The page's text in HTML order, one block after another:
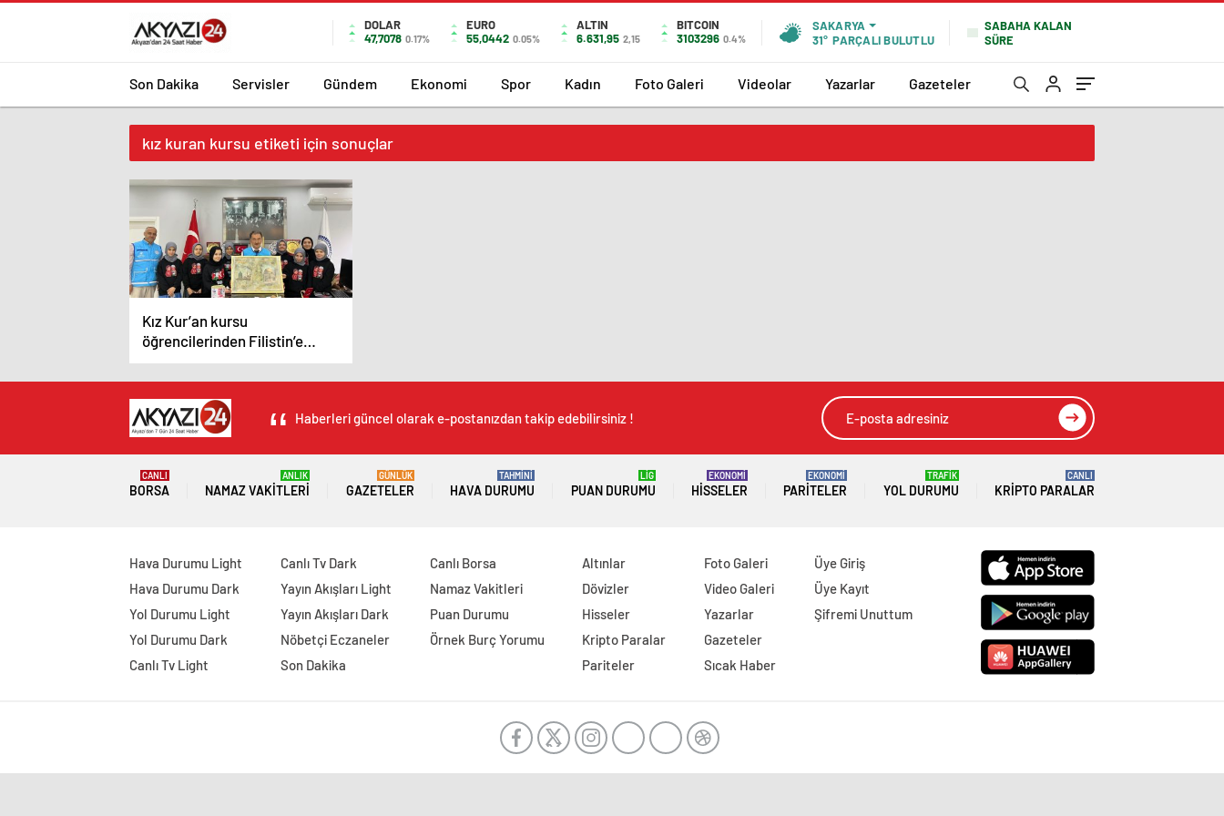
DOLAR
47,7078 0.17%
EURO
55,0442 0.05%
ALTIN
6.631,95 2,15
BITCOIN
3103296 0.4%
SAKARYA
31° PARÇALI BULUTLU
SABAHA KALAN
SÜRE
Son Dakika Servisler Gündem Ekonomi Spor Kadın Foto Galeri Videolar Yazarlar Gazeteler
kız kuran kursu etiketi için sonuçlar
Kız Kur’an kursu
öğrencilerinden Filistin’e
destek
Haberleri güncel olarak e-postanızdan takip edebilirsiniz !
BORSA
CANLI
NAMAZ VAKITLERI
ANLIK
GAZETELER
GÜNLÜK
HAVA DURUMU
TAHMİNİ
PUAN DURUMU
LİG
HISSELER
EKONOMİ
PARITELER
EKONOMİ
YOL DURUMU
TRAFİK
KRIPTO PARALAR
CANLI
Hava Durumu Light
Hava Durumu Dark
Yol Durumu Light
Yol Durumu Dark
Canlı Tv Light
Canlı Tv Dark
Yayın Akışları Light
Yayın Akışları Dark
Nöbetçi Eczaneler
Son Dakika
Canlı Borsa
Namaz Vakitleri
Puan Durumu
Örnek Burç Yorumu
Altınlar
Dövizler
Hisseler
Kripto Paralar
Pariteler
Foto Galeri
Video Galeri
Yazarlar
Gazeteler
Sıcak Haber
Üye Giriş
Üye Kayıt
Şifremi Unuttum